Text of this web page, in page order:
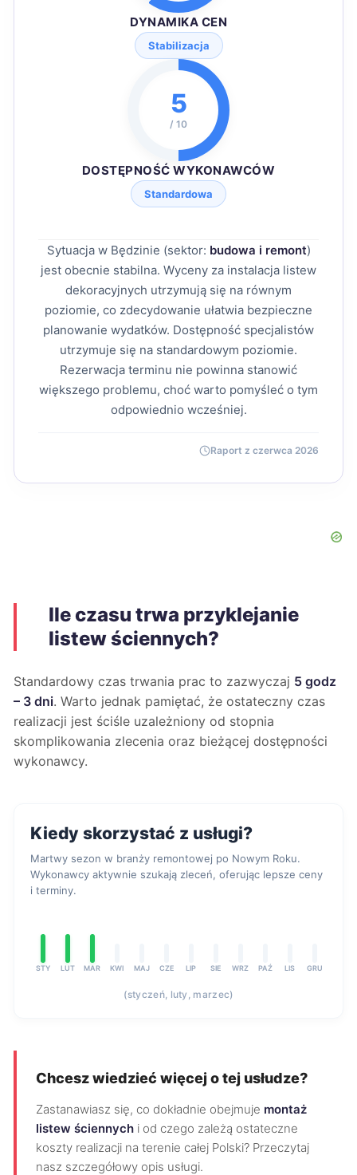
DYNAMIKA CEN
Stabilizacja
5
/ 10
DOSTĘPNOŚĆ WYKONAWCÓW
Standardowa
Sytuacja w Będzinie (sektor: budowa i remont)
jest obecnie stabilna. Wyceny za instalacja listew
dekoracyjnych utrzymują się na równym
poziomie, co zdecydowanie ułatwia bezpieczne
planowanie wydatków. Dostępność specjalistów
utrzymuje się na standardowym poziomie.
Rezerwacja terminu nie powinna stanowić
większego problemu, choć warto pomyśleć o tym
odpowiednio wcześniej.
Raport z czerwca 2026
Ile czasu trwa przyklejanie
listew ściennych?
Standardowy czas trwania prac to zazwyczaj 5 godz
– 3 dni. Warto jednak pamiętać, że ostateczny czas
realizacji jest ściśle uzależniony od stopnia
skomplikowania zlecenia oraz bieżącej dostępności
wykonawcy.
Kiedy skorzystać z usługi?
Martwy sezon w branży remontowej po Nowym Roku.
Wykonawcy aktywnie szukają zleceń, oferując lepsze ceny
i terminy.
STY LUT MAR KWI MAJ CZE LIP SIE WRZ PAŹ LIS GRU
(styczeń, luty, marzec)
Chcesz wiedzieć więcej o tej usłudze?
Zastanawiasz się, co dokładnie obejmuje montaż
listew ściennych i od czego zależą ostateczne
koszty realizacji na terenie całej Polski? Przeczytaj
nasz szczegółowy opis usługi.